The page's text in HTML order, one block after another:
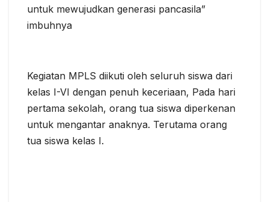
untuk mewujudkan generasi pancasila”
imbuhnya
Kegiatan MPLS diikuti oleh seluruh siswa dari
kelas I-VI dengan penuh keceriaan, Pada hari
pertama sekolah, orang tua siswa diperkenan
untuk mengantar anaknya. Terutama orang
tua siswa kelas I.